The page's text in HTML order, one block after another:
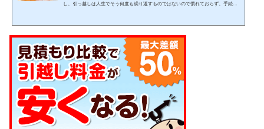
し、引っ越しは人生でそう何度も繰り返すものではないので慣れておらず、手続き
をこなし、失敗しない引っ越しを目指して下さい。 引っ越しは日数がかかりスケジ
ュール管理が必要で、見落としも発生し...